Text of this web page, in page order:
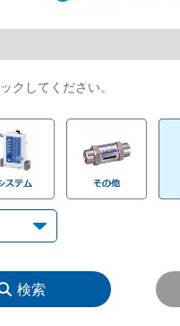
クしてください。
検索